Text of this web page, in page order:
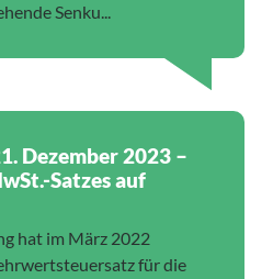
Senku...
Dezember 2023 –
Satzes auf
hat im März 2022
für die